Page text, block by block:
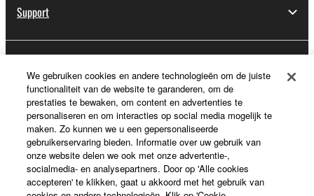
Support
Registratie voor Yamaha Music ID
Over Yamaha
Nederland / België / Luxemburg - Dutch
We gebruiken cookies en andere technologieën om de juiste
functionaliteit van de website te garanderen, om de
prestaties te bewaken, om content en advertenties te
personaliseren en om interacties op social media mogelijk te
maken. Zo kunnen we u een gepersonaliseerde
gebruikerservaring bieden. Informatie over uw gebruik van
onze website delen we ook met onze advertentie-,
socialmedia- en analysepartners. Door op 'Alle cookies
accepteren' te klikken, gaat u akkoord met het gebruik van